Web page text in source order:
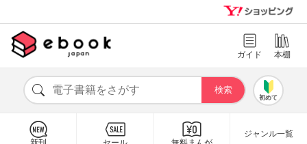
ガイド 本棚
初めて
ジャンル一覧